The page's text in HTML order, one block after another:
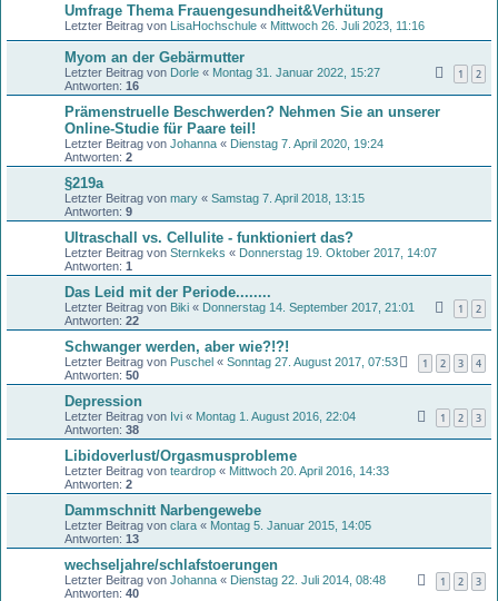
Umfrage Thema Frauengesundheit&Verhütung
Letzter Beitrag von LisaHochschule « Mittwoch 26. Juli 2023, 11:16
Myom an der Gebärmutter
Letzter Beitrag von Dorle « Montag 31. Januar 2022, 15:27
Antworten: 16
1 2
Prämenstruelle Beschwerden? Nehmen Sie an unserer
Online-Studie für Paare teil!
Letzter Beitrag von Johanna « Dienstag 7. April 2020, 19:24
Antworten: 2
§219a
Letzter Beitrag von mary « Samstag 7. April 2018, 13:15
Antworten: 9
Ultraschall vs. Cellulite - funktioniert das?
Letzter Beitrag von Sternkeks « Donnerstag 19. Oktober 2017, 14:07
Antworten: 1
Das Leid mit der Periode........
Letzter Beitrag von Biki « Donnerstag 14. September 2017, 21:01
Antworten: 22
1 2
Schwanger werden, aber wie?!?!
Letzter Beitrag von Puschel « Sonntag 27. August 2017, 07:53
Antworten: 50
1 2 3 4
Depression
Letzter Beitrag von Ivi « Montag 1. August 2016, 22:04
Antworten: 38
1 2 3
Libidoverlust/Orgasmusprobleme
Letzter Beitrag von teardrop « Mittwoch 20. April 2016, 14:33
Antworten: 2
Dammschnitt Narbengewebe
Letzter Beitrag von clara « Montag 5. Januar 2015, 14:05
Antworten: 13
wechseljahre/schlafstoerungen
Letzter Beitrag von Johanna « Dienstag 22. Juli 2014, 08:48
Antworten: 40
1 2 3